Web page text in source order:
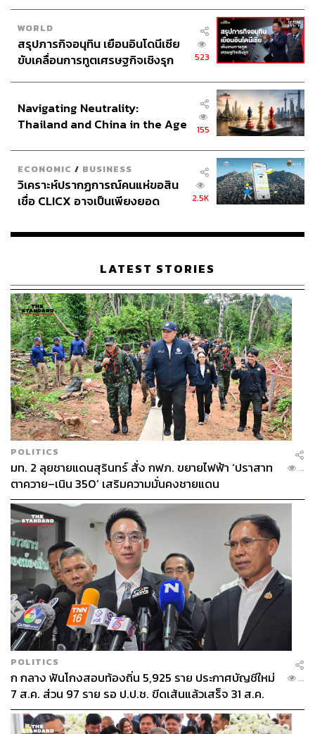
WORLD
สรุปภารกิจอนุทิน เยือนอินโดนีเซีย
ขับเคลื่อนการทูตเศรษฐกิจเชิงรุก
523
Navigating Neutrality:
Thailand and China in the Age
155
ECONOMIC / BUSINESS
วิเคราะห์ปรากฏการณ์คนแห่ขอสิน
เชื่อ CLICX อาจเป็นเพียงยอด
เรือนไทยที่ถูกซุกไว้
2.5K
LATEST STORIES
POLITICS
มท. 2 ลุยชายแดนสุรินทร์ สั่ง กฟภ. ขยายไฟฟ้า ‘ปราสาท
ตาควาย–เนิน 350’ เสริมความมั่นคงชายแดน
...
POLITICS
ก กลาง ฟันโกงสอบท้องถิ่น 5,925 ราย ประกาศบัญชีใหม่
7 ส.ค. ส่วน 97 ราย รอ ป.ป.ช. ขีดเส้นแล้วเสร็จ 31 ส.ค.
...